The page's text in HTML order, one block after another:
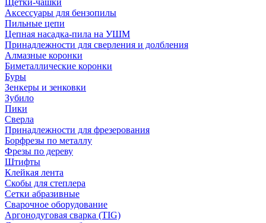
Щетки-чашки
Аксессуары для бензопилы
Пильные цепи
Цепная насадка-пила на УШМ
Принадлежности для сверления и долбления
Алмазные коронки
Биметаллические коронки
Буры
Зенкеры и зенковки
Зубило
Пики
Сверла
Принадлежности для фрезерования
Борфрезы по металлу
Фрезы по дереву
Штифты
Клейкая лента
Скобы для степлера
Сетки абразивные
Сварочное оборудование
Аргонодуговая сварка (TIG)